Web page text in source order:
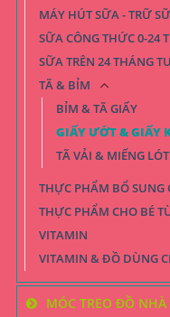
MÁY HÚT SỮA - TRỮ
SỮA CÔNG THỨC 0-24
SỮA TRÊN 24 THÁNG
TÃ & BỈM
BỈM & TÃ GIẤY
GIẤY ƯỚT & GIẤY
TÃ VẢI & MIẾNG LÓT
THỰC PHẨM BỔ SUNG
THỰC PHẨM CHO BÉ
VITAMIN
VITAMIN & ĐỒ DÙNG
MÓC TREO ĐỒ NHÀ